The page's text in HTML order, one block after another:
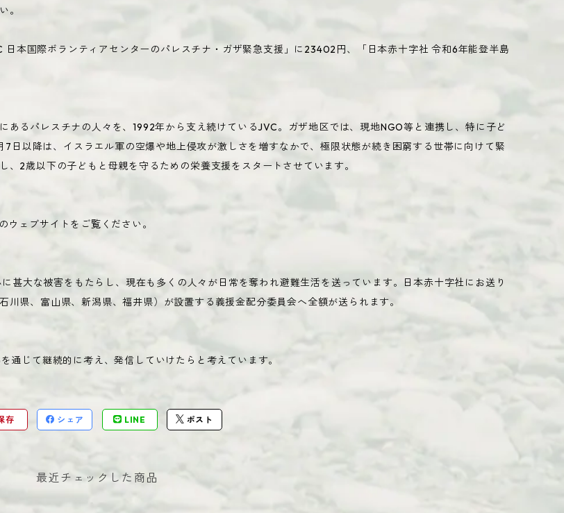
。
本国際ボランティアセンターのパレスチナ・ガザ緊急支援」に23402円、「日本赤十字社 令和6年能登半島
るパレスチナの人々を、1992年から支え続けているJVC。ガザ地区では、現地NGO等と連携し、特に子ど
日以降は、イスラエル軍の空爆や地上侵攻が激しさを増すなかで、極限状態が続き困窮する世帯に向けて緊
2歳以下の子どもと母親を守るための栄養支援をスタートさせています。
ェブサイトをご覧ください。
甚大な被害をもたらし、現在も多くの人々が日常を奪われ避難生活を送っています。日本赤十字社にお送り
県、富山県、新潟県、福井県）が設置する義援金配分委員会へ全額が送られます。
じて継続的に考え、発信していけたらと考えています。
存 シェア LINE ポスト
最近チェックした商品